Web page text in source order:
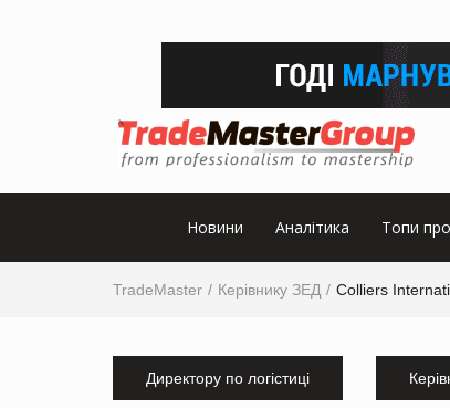
Новини Аналітика Топи
TradeMaster Керівнику ЗЕД Colliers
Директору по логістиці